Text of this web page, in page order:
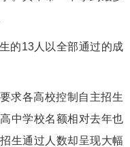
的13人以全部通过的成
求各高校控制自主招生
中学校名额相对去年也
生通过人数却呈现大幅